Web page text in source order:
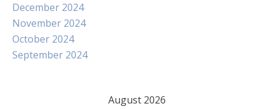
December 2024
November 2024
October 2024
September 2024
August 2026